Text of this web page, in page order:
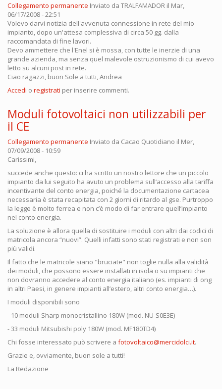
Collegamento permanente Inviato da TRALFAMADOR il Mar,
06/17/2008 - 22:51
Volevo darvi notizia dell'avvenuta connessione in rete del mio
impianto, dopo un'attesa complessiva di circa 50 gg. dalla
raccomandata di fine lavori.
Devo ammettere che l'Enel si è mossa, con tutte le inerzie di una
grande azienda, ma senza quel malevole ostruzionismo di cui avevo
letto su alcuni post in rete.
Ciao ragazzi, buon Sole a tutti, Andrea
Accedi o registrati per inserire commenti.
Moduli fotovoltaici non utilizzabili per
il CE
Collegamento permanente Inviato da Cacao Quotidiano il Mer,
07/09/2008 - 10:59
Carissimi,
succede anche questo: ci ha scritto un nostro lettore che un piccolo
impianto da lui seguito ha avuto un problema sull’accesso alla tariffa
incentivante del conto energia, poiché la documentazione cartacea
necessaria è stata recapitata con 2 giorni di ritardo al gse. Purtroppo
la legge è molto ferrea e non c’è modo di far entrare quell’impianto
nel conto energia.
La soluzione è allora quella di sostituire i moduli con altri dai codici di
matricola ancora “nuovi”. Quelli infatti sono stati registrati e non son
più validi.
Il fatto che le matricole siano "bruciate" non toglie nulla alla validità
dei moduli, che possono essere installati in isola o su impianti che
non dovranno accedere al conto energia italiano (es. impianti di ong
in altri Paesi, in genere impianti all’estero, altri conto energia…).
I moduli disponibili sono
- 10 moduli Sharp monocristallino 180W (mod. NU-S0E3E)
- 33 moduli Mitsubishi poly 180W (mod. MF180TD4)
Chi fosse interessato può scrivere a fotovoltaico@mercidolci.it.
Grazie e, ovviamente, buon sole a tutti!
La Redazione